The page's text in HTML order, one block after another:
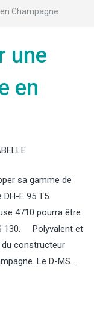
Champagne
une
en
sa gamme de
E 95 T5.
4710 pourra être
130. Polyvalent et
du constructeur
Le D-MS…